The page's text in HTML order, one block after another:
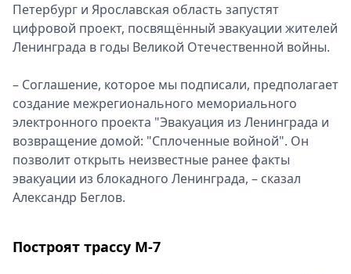
Петербург и Ярославская область запустят
цифровой проект, посвящённый эвакуации жителей
Ленинграда в годы Великой Отечественной войны.
– Соглашение, которое мы подписали, предполагает
создание межрегионального мемориального
электронного проекта "Эвакуация из Ленинграда и
возвращение домой: "Сплоченные войной". Он
позволит открыть неизвестные ранее факты
эвакуации из блокадного Ленинграда, – сказал
Александр Беглов.
Построят трассу М-7